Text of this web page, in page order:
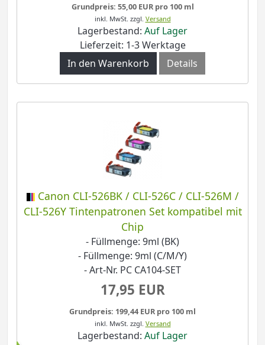
Grundpreis: 55,00 EUR pro 100 ml
inkl. MwSt. zzgl. Versand
Lagerbestand: Auf Lager
Lieferzeit: 1-3 Werktage
In den Warenkorb
Details
Canon CLI-526BK / CLI-526C / CLI-526M /
CLI-526Y Tintenpatronen Set kompatibel mit
Chip
- Füllmenge: 9ml (BK)
- Füllmenge: 9ml (C/M/Y)
- Art-Nr. PC CA104-SET
17,95 EUR
Grundpreis: 199,44 EUR pro 100 ml
inkl. MwSt. zzgl. Versand
Lagerbestand: Auf Lager